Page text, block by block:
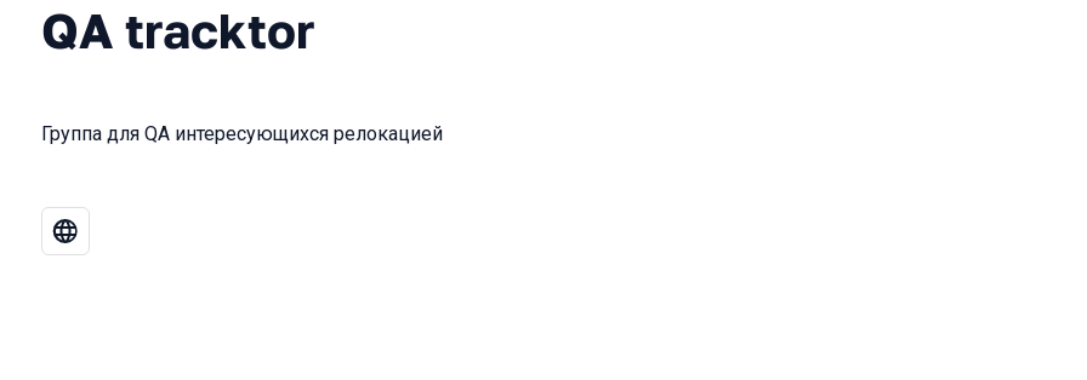
QA tracktor
Группа для QA интересующихся релокацией